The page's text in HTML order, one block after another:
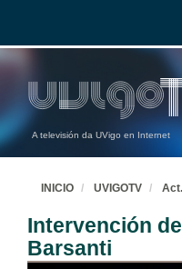
A televisión da UVigo en Internet
INICIO UVIGOTV Act
Intervención
Barsanti